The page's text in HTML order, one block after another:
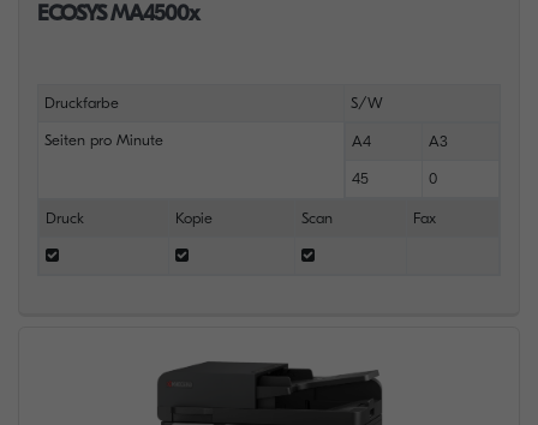
ECOSYS MA4500x
Druckfarbe S/W
Seiten pro Minute A4 A3
45 0
Druck Kopie Scan Fax